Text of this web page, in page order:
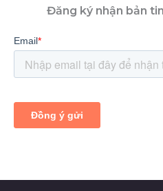
Đăng ký nhận bản